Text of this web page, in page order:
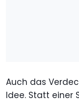
Auch das
Idee. Statt einer